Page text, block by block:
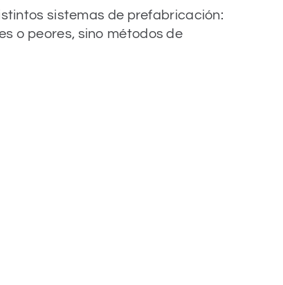
sistemas de prefabricación:
o peores, sino métodos de